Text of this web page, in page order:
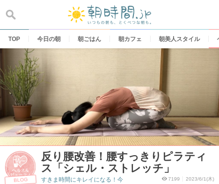
content
TOP 今日の朝 朝ごはん 朝カフェ 朝美人スタイル
BLOG
反り腰改善！腰すっきりピラティ
ス「シェル・ストレッチ」
7199 2023/6/1(木)
すきま時間にキレイになる！今